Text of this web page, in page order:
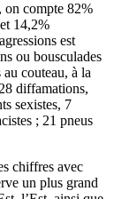
on compte 82%
14,2%
est
ou bousculades
couteau, à la
diffamations,
sexistes, 7
; 21 pneus
chiffres avec
un plus grand